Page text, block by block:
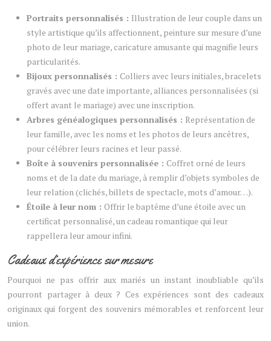
Portraits personnalisés : Illustration de leur couple dans un
style artistique qu’ils affectionnent, peinture sur mesure d’une
photo de leur mariage, caricature amusante qui magnifie leurs
particularités.
Bijoux personnalisés : Colliers avec leurs initiales, bracelets
gravés avec une date importante, alliances personnalisées (si
offert avant le mariage) avec une inscription.
Arbres généalogiques personnalisés : Représentation de
leur famille, avec les noms et les photos de leurs ancêtres,
pour célébrer leurs racines et leur passé.
Boîte à souvenirs personnalisée : Coffret orné de leurs
noms et de la date du mariage, à remplir d’objets symboles de
leur relation (clichés, billets de spectacle, mots d’amour…).
Étoile à leur nom : Offrir le baptême d’une étoile avec un
certificat personnalisé, un cadeau romantique qui leur
rappellera leur amour infini.
Cadeaux d’expérience sur mesure
Pourquoi ne pas offrir aux mariés un instant inoubliable qu’ils
pourront partager à deux ? Ces expériences sont des cadeaux
originaux qui forgent des souvenirs mémorables et renforcent leur
union.